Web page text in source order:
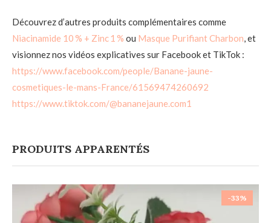
Découvrez d’autres produits complémentaires comme
Niacinamide 10 % + Zinc 1 % ou Masque Purifiant Charbon, et
visionnez nos vidéos explicatives sur Facebook et TikTok :
https://www.facebook.com/people/Banane-jaune-
cosmetiques-le-mans-France/61569474260692
https://www.tiktok.com/@bananejaune.com1
PRODUITS APPARENTÉS
-33%